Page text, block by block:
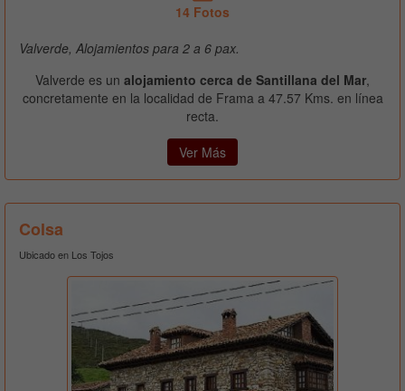
14 Fotos
Valverde, Alojamientos para 2 a 6 pax.
Valverde es un alojamiento cerca de Santillana del Mar,
concretamente en la localidad de Frama a 47.57 Kms. en línea
recta.
Ver Más
Colsa
Ubicado en Los Tojos